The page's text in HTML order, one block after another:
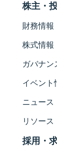
株主・
財務情報
株式情報
ガバナン
イベント
ニュース
リソース
採用・